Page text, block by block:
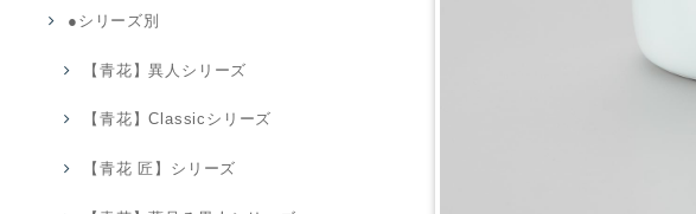
●シリーズ別
【青花】異人シリーズ
【青花】Classicシリーズ
【青花 匠】シリーズ